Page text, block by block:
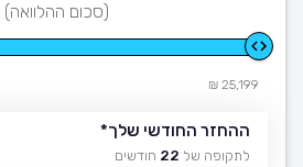
(סכום ההלוואה)
25,199 ₪
ההחזר החודשי שלך*
לתקופה של 22 חודשים